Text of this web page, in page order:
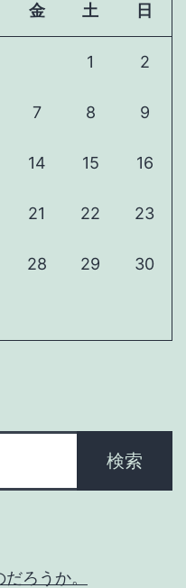
金 土 日
1 2
7 8 9
14 15 16
21 22 23
28 29 30
ろうか。